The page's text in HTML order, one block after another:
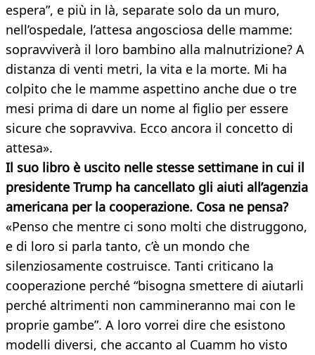
espera”, e più in là, separate solo da un muro,
nell’ospedale, l’attesa angosciosa delle mamme:
sopravviverà il loro bambino alla malnutrizione? A
distanza di venti metri, la vita e la morte. Mi ha
colpito che le mamme aspettino anche due o tre
mesi prima di dare un nome al figlio per essere
sicure che sopravviva. Ecco ancora il concetto di
attesa».
Il suo libro è uscito nelle stesse settimane in cui il
presidente Trump ha cancellato gli aiuti all’agenzia
americana per la cooperazione. Cosa ne pensa?
«Penso che mentre ci sono molti che distruggono,
e di loro si parla tanto, c’è un mondo che
silenziosamente costruisce. Tanti criticano la
cooperazione perché “bisogna smettere di aiutarli
perché altrimenti non cammineranno mai con le
proprie gambe”. A loro vorrei dire che esistono
modelli diversi, che accanto al Cuamm ho visto